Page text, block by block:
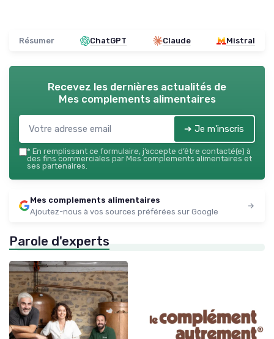
Résumer ChatGPT Claude Mistral
Recevez les dernières actualités de
Mes complements alimentaires
➔ Je m'inscris
* En remplissant ce formulaire, j’accepte d’être contacté(e) à
des fins commerciales par Mes complements alimentaires et
ses partenaires.
Mes complements alimentaires
Ajoutez-nous à vos sources préférées sur Google
Parole d'experts